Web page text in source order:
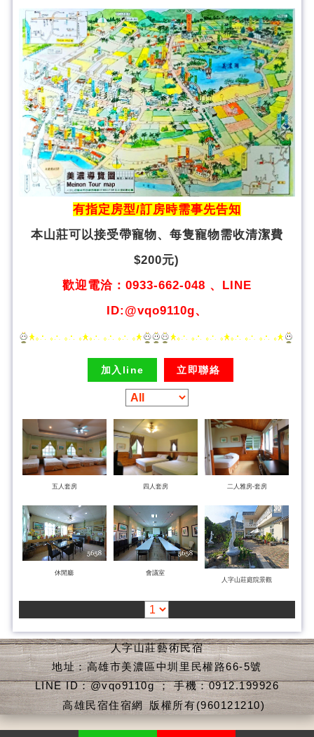
有指定房型/訂房時需事先告知
本山莊可以接受帶寵物、 每隻寵物需收清潔費
$200元)
歡迎電洽：0933-662-048 、LINE
ID:@vqo9110g、
加入line 立即聯絡
五人套房 四人套房 二人雅房-套房
休閒廳
會議室
人字山莊庭院景觀
人字山莊藝術民宿
地址：高雄市美濃區中圳里民權路66-5號
LINE ID：@vqo9110g ； 手機：0912.199926
高雄民宿住宿網 版權所有(960121210)